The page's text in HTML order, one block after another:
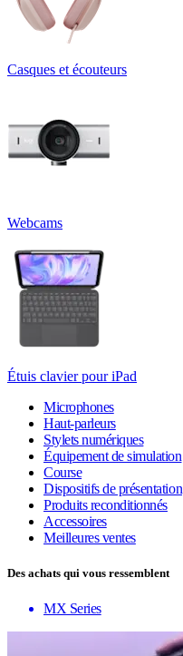
Casques et écouteurs
Webcams
Étuis clavier pour iPad
Microphones
Haut-parleurs
Stylets numériques
Équipement de simulation
Course
Dispositifs de présentation
Produits reconditionnés
Accessoires
Meilleures ventes
Des achats qui vous ressemblent
MX Series